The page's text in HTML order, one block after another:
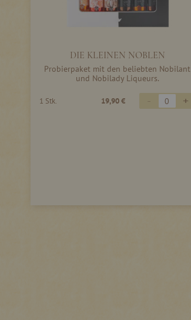
DIE KLEINEN NOBLEN
Probierpaket mit den beliebten Nobilant
und Nobilady Liqueurs.
1 Stk. 19,90 € - +